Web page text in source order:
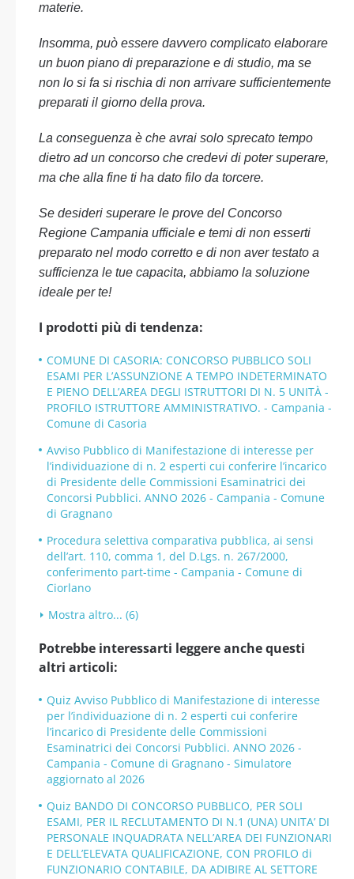
materie.
Insomma, può essere davvero complicato elaborare
un buon piano di preparazione e di studio, ma se
non lo si fa si rischia di non arrivare sufficientemente
preparati il giorno della prova.
La conseguenza è che avrai solo sprecato tempo
dietro ad un concorso che credevi di poter superare,
ma che alla fine ti ha dato filo da torcere.
Se desideri superare le prove del Concorso
Regione Campania ufficiale e temi di non esserti
preparato nel modo corretto e di non aver testato a
sufficienza le tue capacita, abbiamo la soluzione
ideale per te!
I prodotti più di tendenza:
COMUNE DI CASORIA: CONCORSO PUBBLICO SOLI
ESAMI PER L’ASSUNZIONE A TEMPO INDETERMINATO
E PIENO DELL’AREA DEGLI ISTRUTTORI DI N. 5 UNITÀ -
PROFILO ISTRUTTORE AMMINISTRATIVO. - Campania -
Comune di Casoria
Avviso Pubblico di Manifestazione di interesse per
l’individuazione di n. 2 esperti cui conferire l’incarico
di Presidente delle Commissioni Esaminatrici dei
Concorsi Pubblici. ANNO 2026 - Campania - Comune
di Gragnano
Procedura selettiva comparativa pubblica, ai sensi
dell’art. 110, comma 1, del D.Lgs. n. 267/2000,
conferimento part-time - Campania - Comune di
Ciorlano
Mostra altro... (6)
Potrebbe interessarti leggere anche questi
altri articoli:
Quiz Avviso Pubblico di Manifestazione di interesse
per l’individuazione di n. 2 esperti cui conferire
l’incarico di Presidente delle Commissioni
Esaminatrici dei Concorsi Pubblici. ANNO 2026 -
Campania - Comune di Gragnano - Simulatore
aggiornato al 2026
Quiz BANDO DI CONCORSO PUBBLICO, PER SOLI
ESAMI, PER IL RECLUTAMENTO DI N.1 (UNA) UNITA’ DI
PERSONALE INQUADRATA NELL’AREA DEI FUNZIONARI
E DELL’ELEVATA QUALIFICAZIONE, CON PROFILO di
FUNZIONARIO CONTABILE, DA ADIBIRE AL SETTORE